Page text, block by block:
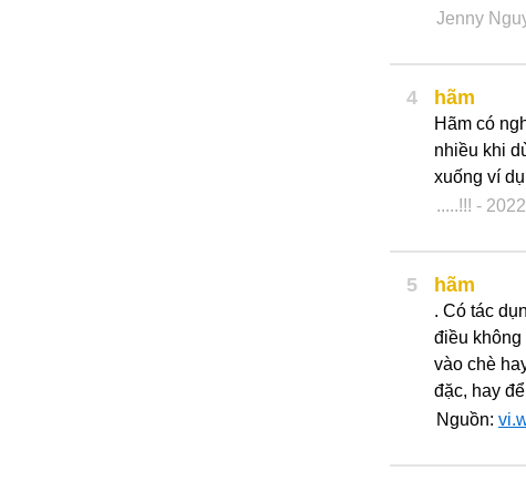
Jenny
4 hãm
Hãm có
nhiều khi
xuống ví
.....!!! -
5 hãm
. Có tác
điều không
vào chè
đặc, hay
Nguồn: